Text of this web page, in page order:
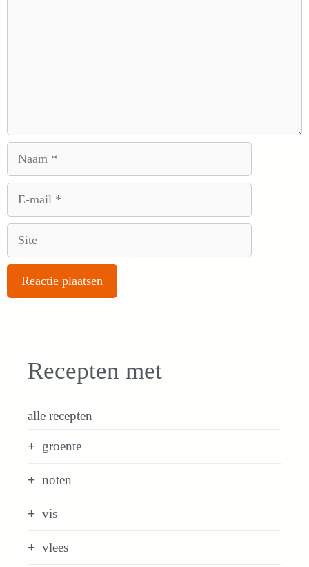
Recepten met
alle recepten
groente
noten
vis
vlees